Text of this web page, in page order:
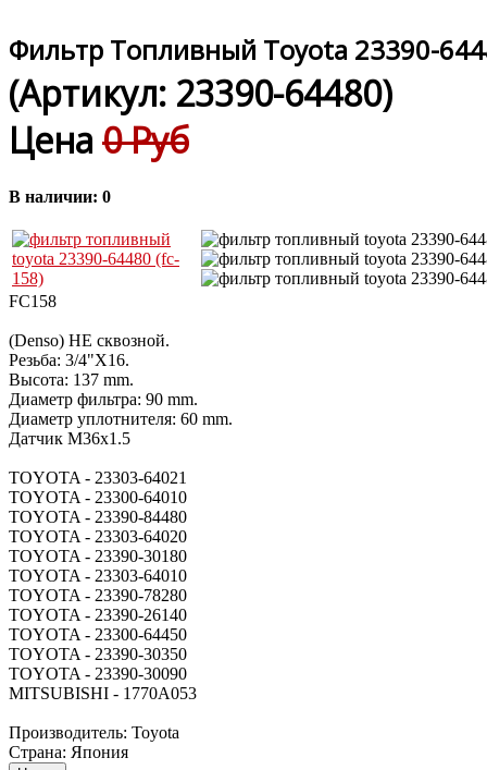
Фильтр Топливный Toyota 23390-
(Артикул: 23390-64480)
Цена 0 Руб
В наличии: 0
FC158
(Denso) НЕ сквозной.
Резьба: 3/4"X16.
Высота: 137 mm.
Диаметр фильтра: 90 mm.
Диаметр уплотнителя: 60 mm.
Датчик M36x1.5
TOYOTA - 23303-64021
TOYOTA - 23300-64010
TOYOTA - 23390-84480
TOYOTA - 23303-64020
TOYOTA - 23390-30180
TOYOTA - 23303-64010
TOYOTA - 23390-78280
TOYOTA - 23390-26140
TOYOTA - 23300-64450
TOYOTA - 23390-30350
TOYOTA - 23390-30090
MITSUBISHI - 1770A053
Производитель: Toyota
Страна: Япония